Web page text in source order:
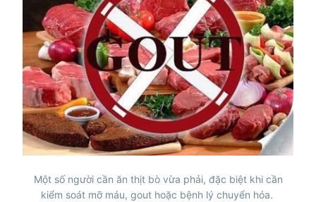
Một số người cần ăn thịt bò vừa phải, đặc biệt khi cần
kiểm soát mỡ máu, gout hoặc bệnh lý chuyển hóa.